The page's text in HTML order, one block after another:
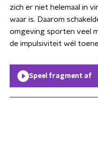
zich er niet helemaal in
waar is. Daarom
omgeving sporten veel
de impulsiviteit wél
Speel fragment af